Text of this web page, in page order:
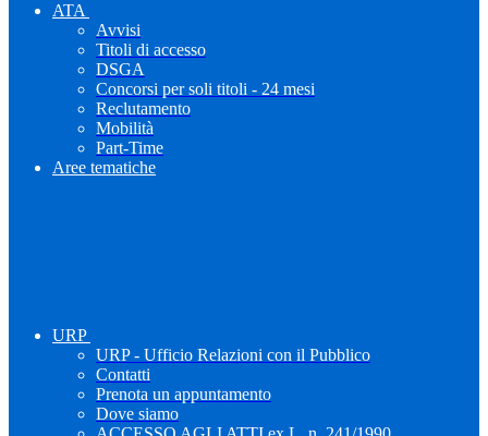
ATA
Avvisi
Titoli di accesso
DSGA
Concorsi per soli titoli - 24 mesi
Reclutamento
Mobilità
Part-Time
Aree tematiche
URP
URP - Ufficio Relazioni con il Pubblico
Contatti
Prenota un appuntamento
Dove siamo